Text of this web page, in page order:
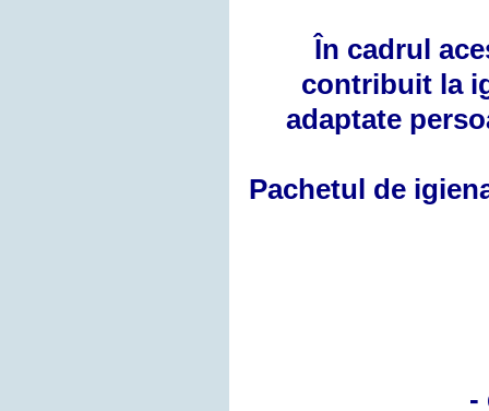
În cadrul
contribuit la
adaptate
Pachetul de
-